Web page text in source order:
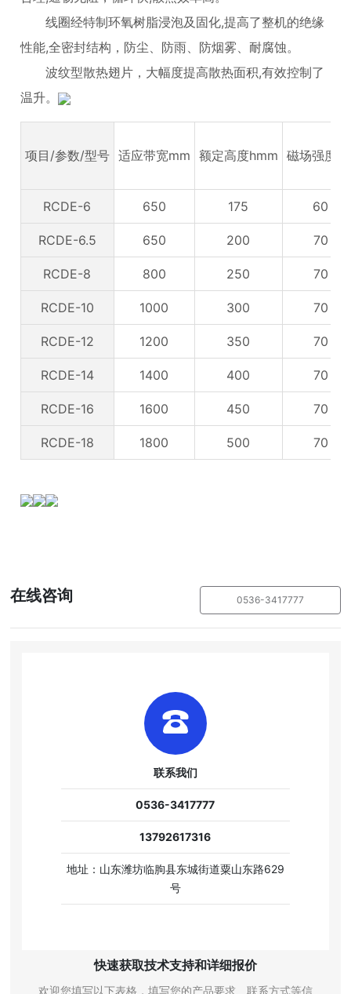
线圈经特制环氧树脂浸泡及固化,提高了整机的绝缘
性能,全密封结构，防尘、防雨、防烟雾、耐腐蚀。
波纹型散热翅片，大幅度提高散热面积,有效控制了
温升。
项目/参数/型号 适应带宽mm 额定高度hmm 磁场强度
RCDE-6 650 175 60
RCDE-6.5 650 200 70
RCDE-8 800 250 70
RCDE-10 1000 300 70
RCDE-12 1200 350 70
RCDE-14 1400 400 70
RCDE-16 1600 450 70
RCDE-18 1800 500 70
在线咨询 0536-3417777
联系我们
0536-3417777
13792617316
地址：山东潍坊临朐县东城街道粟山东路629
号
快速获取技术支持和详细报价
欢迎您填写以下表格，填写您的产品要求、联系方式等信